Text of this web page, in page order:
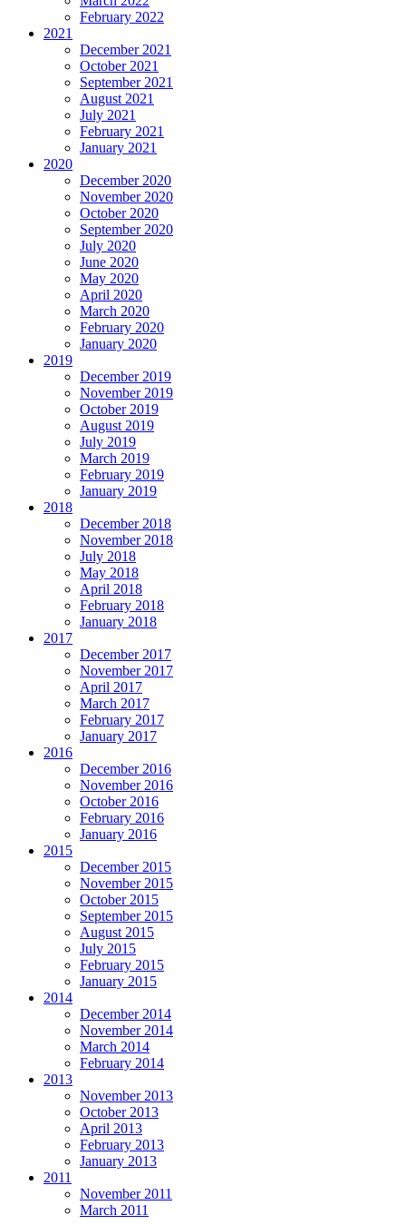
February 2022
2021
December 2021
October 2021
September 2021
August 2021
July 2021
February 2021
January 2021
2020
December 2020
November 2020
October 2020
September 2020
July 2020
June 2020
May 2020
April 2020
March 2020
February 2020
January 2020
2019
December 2019
November 2019
October 2019
August 2019
July 2019
March 2019
February 2019
January 2019
2018
December 2018
November 2018
July 2018
May 2018
April 2018
February 2018
January 2018
2017
December 2017
November 2017
April 2017
March 2017
February 2017
January 2017
2016
December 2016
November 2016
October 2016
February 2016
January 2016
2015
December 2015
November 2015
October 2015
September 2015
August 2015
July 2015
February 2015
January 2015
2014
December 2014
November 2014
March 2014
February 2014
2013
November 2013
October 2013
April 2013
February 2013
January 2013
2011
November 2011
March 2011